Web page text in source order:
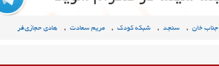
جناب خان , سنجد , شبکه کودک , مریم سعادت , هادی حجازی‌فر